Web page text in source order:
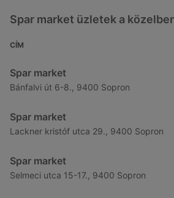
Spar market üzletek a
CÍM
Spar market
Bánfalvi út 6-8., 9400 Sopron
Spar market
Lackner kristóf utca 29., 9400 Sopron
Spar market
Selmeci utca 15-17., 9400 Sopron